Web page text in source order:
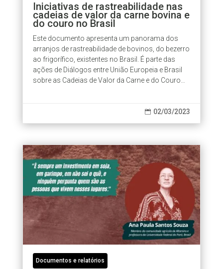
Iniciativas de rastreabilidade nas
cadeias de valor da carne bovina e
do couro no Brasil
Este documento apresenta um panorama dos
arranjos de rastreabilidade de bovinos, do bezerro
ao frigorífico, existentes no Brasil. É parte das
ações de Diálogos entre União Europeia e Brasil
sobre as Cadeias de Valor da Carne e do Couro
 02/03/2023
Documentos e relatórios